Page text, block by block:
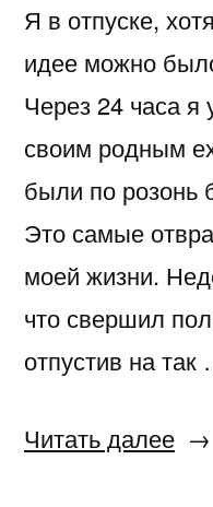
Я в отпуске,
идее можно
Через 24 часа я
своим родным
были по розонь
Это самые
моей жизни.
что свершил
отпустив на так
Читать далее«Я